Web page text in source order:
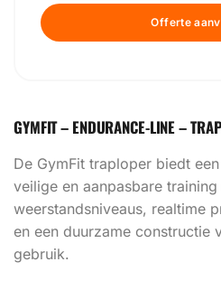
Offerte
GYMFIT – ENDURANCE-LINE –
De GymFit traploper biedt
veilige en aanpasbare
weerstandsniveaus, realtime
en een duurzame constructie
gebruik.